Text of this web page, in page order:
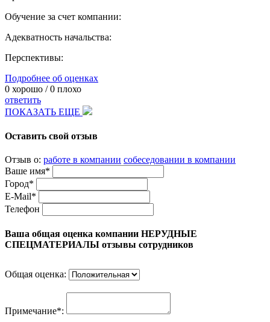
Обучение за счет компании:
Адекватность начальства:
Перспективы:
Подробнее об оценках
0 хорошо /0 плохо
ответить
ПОКАЗАТЬ ЕЩЕ
Оставить свой отзыв
Отзыв о: работе в компании собеседовании в компании
Ваше имя*
Город*
E-Mail*
Телефон
Ваша общая оценка компании НЕРУДНЫЕ
СПЕЦМАТЕРИАЛЫ отзывы сотрудников
Общая оценка:
Примечание*: